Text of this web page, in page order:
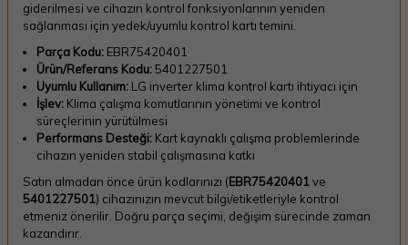
giderilmesi ve cihazın kontrol fonksiyonlarının yeniden
sağlanması için yedek/uyumlu kontrol kartı temini.
Parça Kodu: EBR75420401
Ürün/Referans Kodu: 5401227501
Uyumlu Kullanım: LG inverter klima kontrol kartı ihtiyacı için
İşlev: Klima çalışma komutlarının yönetimi ve kontrol
süreçlerinin yürütülmesi
Performans Desteği: Kart kaynaklı çalışma problemlerinde
cihazın yeniden stabil çalışmasına katkı
Satın almadan önce ürün kodlarınızı (EBR75420401ve
5401227501) cihazınızın mevcut bilgi/etiketleriyle kontrol
etmeniz önerilir. Doğru parça seçimi, değişim sürecinde zaman
kazandırır.